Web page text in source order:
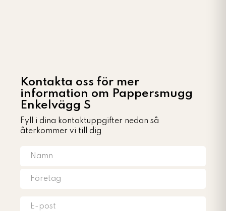
Kontakta oss för mer
information om Pappersmugg
Enkelvägg S
Fyll i dina kontaktuppgifter nedan så
återkommer vi till dig